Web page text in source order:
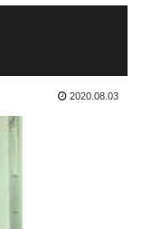
2020.08.03